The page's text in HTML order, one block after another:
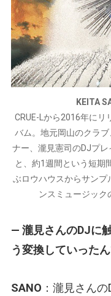
KEITA
CRUE-Lから2016年に
バム。地元岡山のクラ
ナー、瀧見憲司のDJプ
と、約1週間という短期
ぶロウハウスからサン
ンスミュージック
— 瀧見さんのDJに
う変換していった
SANO ：瀧見さん